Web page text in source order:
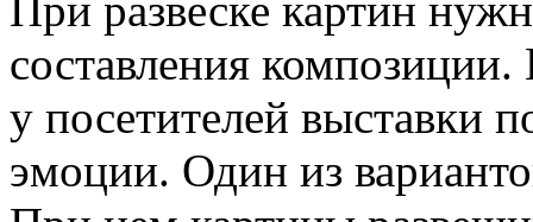
составления
у посетителей выставки
эмоции. Один из